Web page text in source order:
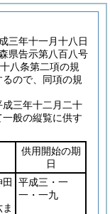
三年十一月十八日
県告示第八百八号
八条第二項の規
ので、同項の規
三年十二月二十
般の縦覧に供す
供用開始の期
日
平成三・一
一・一九